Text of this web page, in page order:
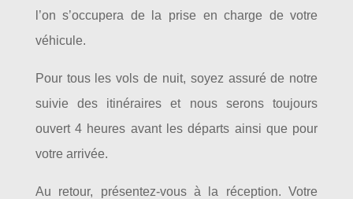
l’on s’occupera de la prise en charge de votre
véhicule.
Pour tous les vols de nuit, soyez assuré de notre
suivie des itinéraires et nous serons toujours
ouvert 4 heures avant les départs ainsi que pour
votre arrivée.
Au retour, présentez-vous à la réception. Votre